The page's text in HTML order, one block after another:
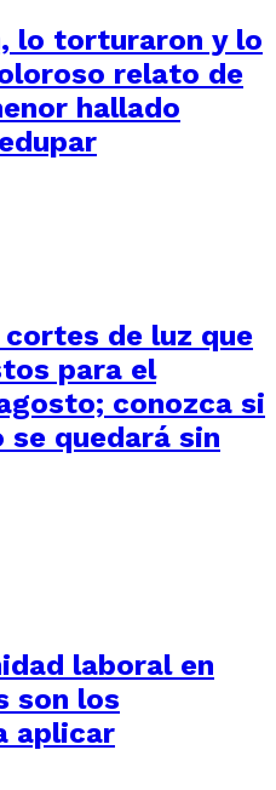
lo torturaron y lo
relato de
hallado
de luz que
para el
conozca si
quedará sin
laboral en
son los
aplicar